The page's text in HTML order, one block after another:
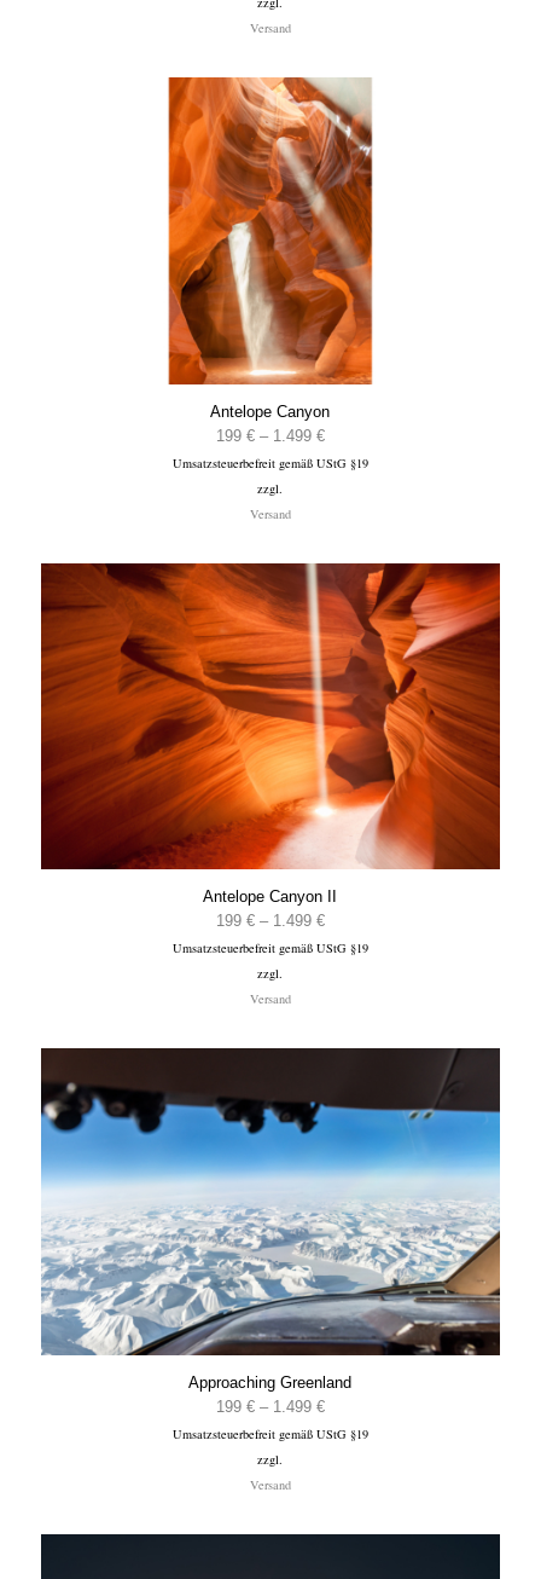
Versand
Antelope Canyon
199 € – 1.499 €Preisspanne:
199 €
Umsatzsteuerbefreit gemäß UStG §19
zzgl.
Versand
Antelope Canyon II
199 € – 1.499 €Preisspanne:
199 €
Umsatzsteuerbefreit gemäß UStG §19
zzgl.
Versand
Approaching Greenland
199 € – 1.499 €Preisspanne:
199 €
Umsatzsteuerbefreit gemäß UStG §19
zzgl.
Versand